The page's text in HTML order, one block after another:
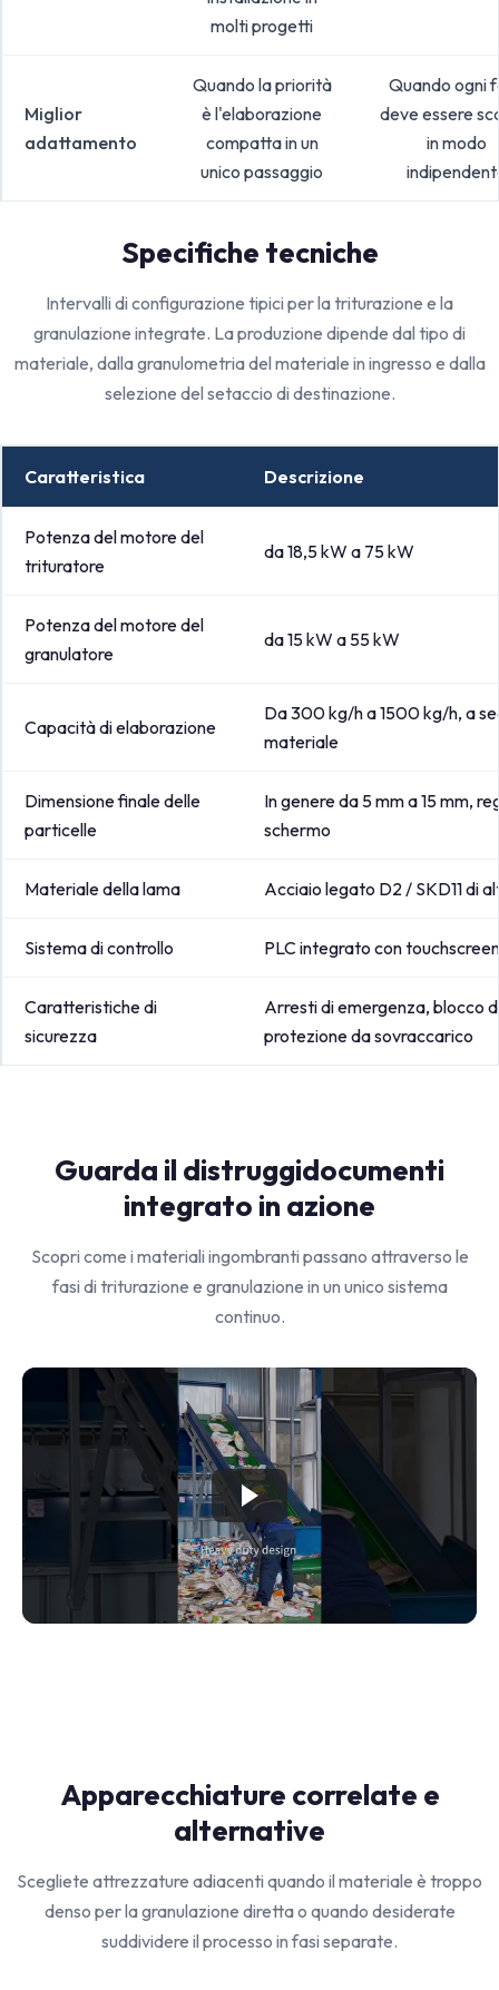
molti progetti
Miglior
adattamento
Quando la priorità
è l'elaborazione
compatta in un
unico passaggio
Quando ogni
deve essere
in modo
Specifiche tecniche
Intervalli di configurazione tipici per la triturazione e la
granulazione integrate. La produzione dipende dal tipo di
materiale, dalla granulometria del materiale in ingresso e dalla
selezione del setaccio di destinazione.
Caratteristica Descrizione
Potenza del motore del
trituratore
da 18,5 kW a 75 kW
Potenza del motore del
granulatore
da 15 kW a 55 kW
Capacità di elaborazione
Da 300 kg/h a 1500 kg/h, a
materiale
Dimensione finale delle
particelle
In genere da 5 mm a 15 mm,
schermo
Materiale della lama Acciaio legato D2 / SKD11 di
Sistema di controllo PLC integrato con
Caratteristiche di
sicurezza
Arresti di emergenza, blocco
protezione da sovraccarico
Guarda il distruggidocumenti
integrato in azione
Scopri come i materiali ingombranti passano attraverso le
fasi di triturazione e granulazione in un unico sistema
continuo.
Apparecchiature correlate e
alternative
Scegliete attrezzature adiacenti quando il materiale è troppo
denso per la granulazione diretta o quando desiderate
suddividere il processo in fasi separate.